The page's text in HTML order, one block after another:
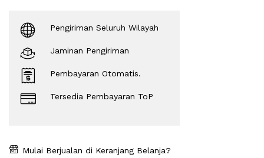
Pengiriman Seluruh Wilayah
Jaminan Pengiriman
Pembayaran Otomatis.
Tersedia Pembayaran ToP
Mulai Berjualan di Keranjang Belanja?